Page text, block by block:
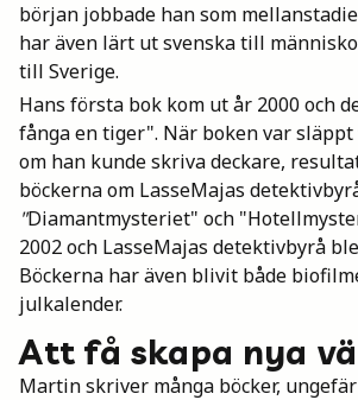
början jobbade han som
har även lärt ut svenska till
till Sverige.
Hans första bok kom ut år 2000 och
fånga en tiger". När boken var
om han kunde skriva deckare,
böckerna om LasseMajas
"Diamantmysteriet" och
2002 och LasseMajas detektivbyrå
Böckerna har även blivit både
julkalender.
Att få skapa nya
Martin skriver många böcker,